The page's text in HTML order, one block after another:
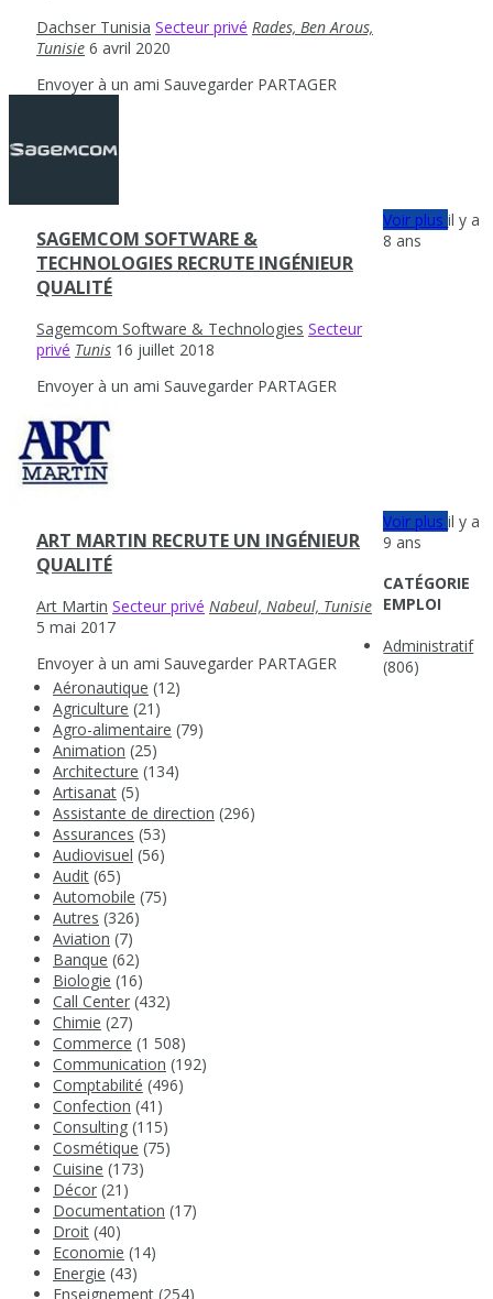
Dachser Tunisia Secteur privé Rades, Ben Arous,
Tunisie 6 avril 2020
Envoyer à un ami Sauvegarder PARTAGER
SAGEMCOM SOFTWARE &
TECHNOLOGIES RECRUTE INGÉNIEUR
QUALITÉ
Sagemcom Software & Technologies Secteur
privé Tunis 16 juillet 2018
Envoyer à un ami Sauvegarder PARTAGER
Voir plusil y a
8 ans
ART MARTIN RECRUTE UN INGÉNIEUR
QUALITÉ
Art Martin Secteur privé Nabeul‎, Nabeul, Tunisie
5 mai 2017
Envoyer à un ami Sauvegarder PARTAGER
Voir plusil y a
9 ans
CATÉGORIE
EMPLOI
Administratif
(806)
Aéronautique (12)
Agriculture (21)
Agro-alimentaire (79)
Animation (25)
Architecture (134)
Artisanat (5)
Assistante de direction (296)
Assurances (53)
Audiovisuel (56)
Audit (65)
Automobile (75)
Autres (326)
Aviation (7)
Banque (62)
Biologie (16)
Call Center (432)
Chimie (27)
Commerce (1 508)
Communication (192)
Comptabilité (496)
Confection (41)
Consulting (115)
Cosmétique (75)
Cuisine (173)
Décor (21)
Documentation (17)
Droit (40)
Economie (14)
Energie (43)
Enseignement (254)